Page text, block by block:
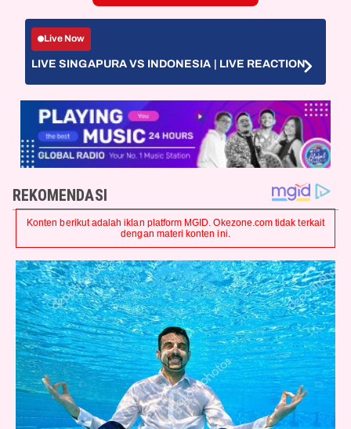
Live Now
LIVE SINGAPURA VS INDONESIA | LIVE REACTION